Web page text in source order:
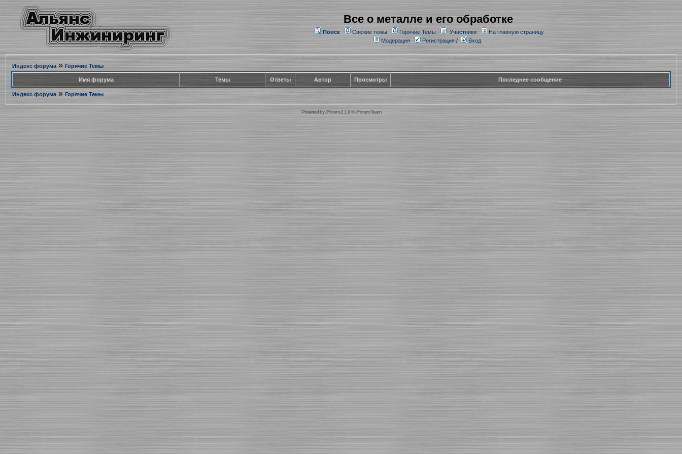
Все о металле и его обработке
Поиск Свежие темы Горячие Темы Участники
На главную страницу
Модерация
Регистрация/ Вход
Индекс форума» Горячие Темы
Имя форума Темы Ответы Автор Просмотры Последнее сообщение
Индекс форума» Горячие Темы
Powered byJForum 2.1.9©JForum Team